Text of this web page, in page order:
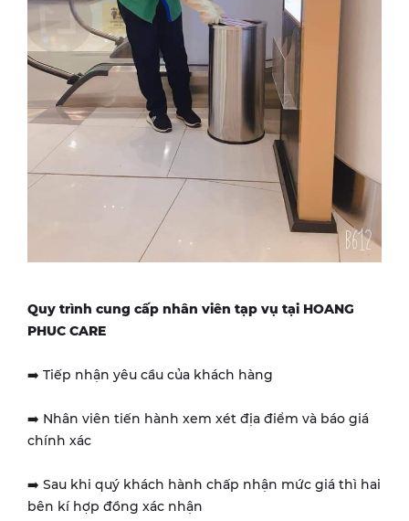
Quy trình cung cấp nhân viên tạp vụ tại HOANG
PHUC CARE
➡️ Tiếp nhận yêu cầu của khách hàng
➡️ Nhân viên tiến hành xem xét địa điểm và báo giá
chính xác
➡️ Sau khi quý khách hành chấp nhận mức giá thì hai
bên kí hợp đồng xác nhận